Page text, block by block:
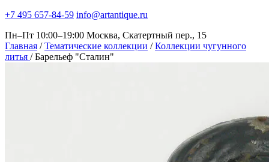
+7 495 657-84-59 info@artantique.ru
Пн–Пт 10:00–19:00 Москва, Скатертный пер., 15
Главная / Тематические коллекции / Коллекции чугунного
литья / Барельеф "Сталин"